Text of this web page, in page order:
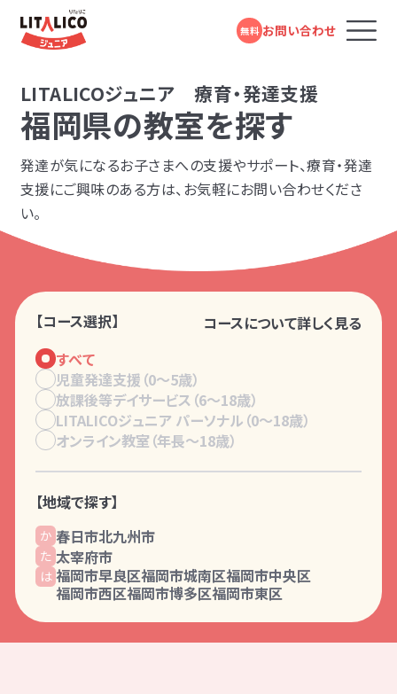
無料 お問い合わせ
コースのご案内
LITALICOジュニアとは
教室を探す
成長事例
入会までの流れ
お役立ちコラム
児童発達支援
放課後等デイサービス
LITALICOジュニア 療育・発達支援
福岡県の教室を探す
発達が気になるお子さまへの支援やサポート、療育・発達
支援にご興味のある方は、お気軽にお問い合わせくださ
い。
【コース選択】
コースについて詳しく見る
すべて
児童発達支援（0〜5歳）
放課後等デイサービス（6〜18歳）
LITALICOジュニア パーソナル（0〜18歳）
オンライン教室（年長〜18歳）
【地域で探す】
か 春日市北九州市
た 太宰府市
は 福岡市早良区福岡市城南区福岡市中央区
福岡市西区福岡市博多区福岡市東区
お子さまに合わせて選べる2つの
コース
LITALICOジュニア
スタンダード
児童福祉法に基づき運営している福祉
サービスです。児童発達支援（0歳～年
長）、放課後等デイサービス（小学1年～
高校3年）に分かれており、受給者証をお
持ちの方がご利用いただけます。
サービスをご利用するには「通所受給者証」が必要です